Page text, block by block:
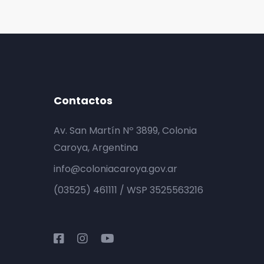
Contactos
Av. San Martín Nº 3899, Colonia
Caroya, Argentina
info@coloniacaroya.gov.ar
(03525) 461111 / WSP 3525563216